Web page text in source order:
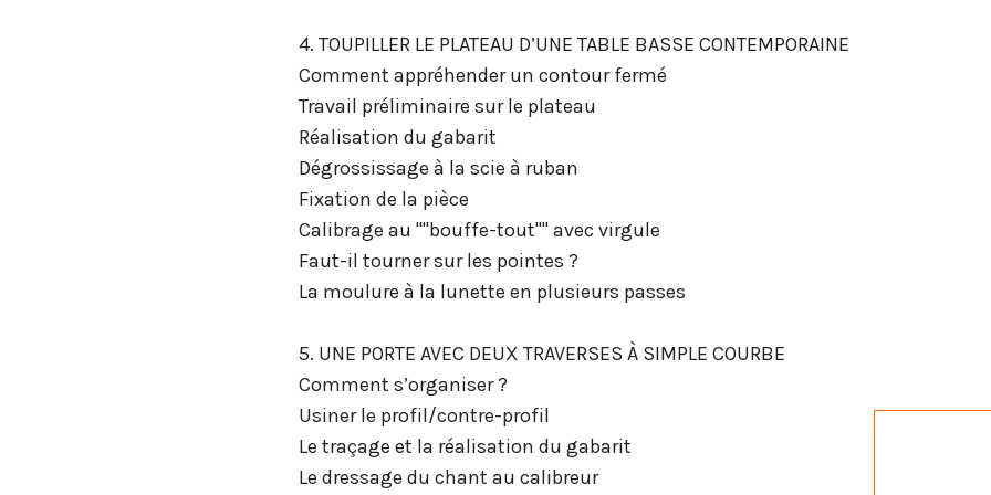
4. TOUPILLER LE PLATEAU D’UNE TABLE BASSE CONTEMPORAINE
Comment appréhender un contour fermé
Travail préliminaire sur le plateau
Réalisation du gabarit
Dégrossissage à la scie à ruban
Fixation de la pièce
Calibrage au ""bouffe-tout"" avec virgule
Faut-il tourner sur les pointes ?
La moulure à la lunette en plusieurs passes
5. UNE PORTE AVEC DEUX TRAVERSES À SIMPLE COURBE
Comment s’organiser ?
Usiner le profil/contre-profil
Le traçage et la réalisation du gabarit
Le dressage du chant au calibreur